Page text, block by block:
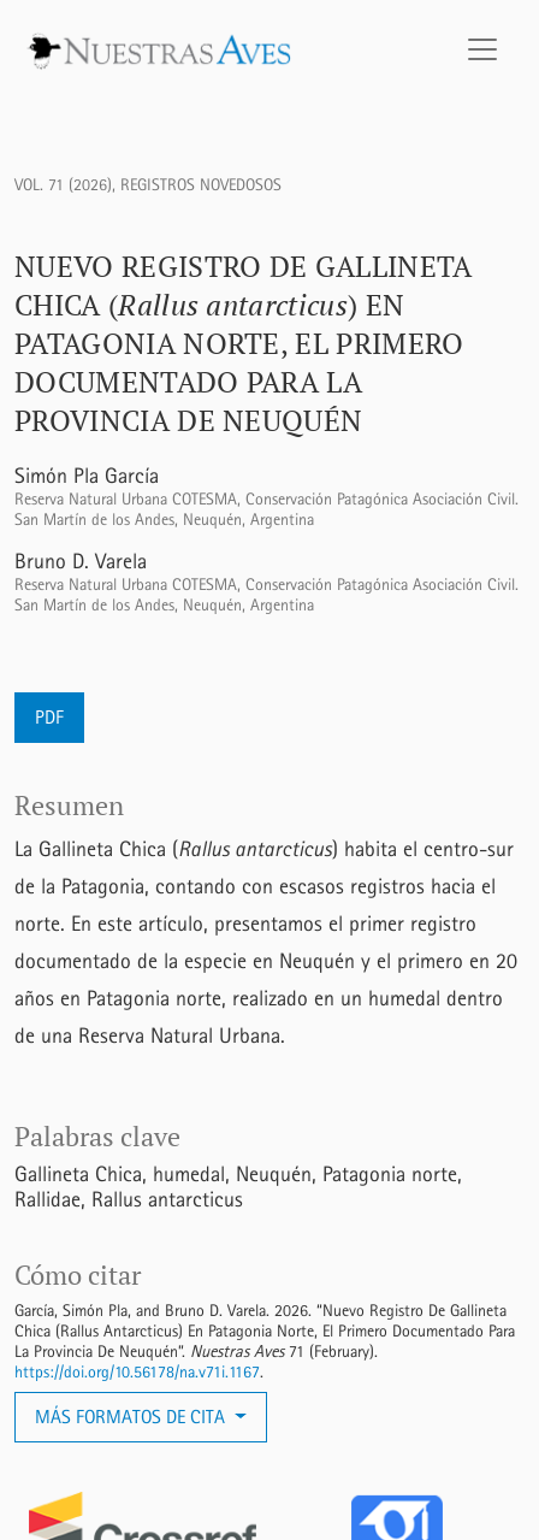
VOL. 71 (2026), REGISTROS NOVEDOSOS
NUEVO REGISTRO DE GALLINETA
CHICA (Rallus antarcticus) EN
PATAGONIA NORTE, EL PRIMERO
DOCUMENTADO PARA LA
PROVINCIA DE NEUQUÉN
Simón Pla García
Reserva Natural Urbana COTESMA, Conservación Patagónica Asociación Civil.
San Martín de los Andes, Neuquén, Argentina
Bruno D. Varela
Reserva Natural Urbana COTESMA, Conservación Patagónica Asociación Civil.
San Martín de los Andes, Neuquén, Argentina
PDF
Palabras clave
Gallineta Chica humedal Neuquén Patagonia norte
Rallidae Rallus antarcticus
Cómo citar
García, Simón Pla, and Bruno D. Varela. 2026. “Nuevo Registro De Gallineta
Chica (Rallus Antarcticus) En Patagonia Norte, El Primero Documentado Para
La Provincia De Neuquén”. Nuestras Aves71 (February).
https://doi.org/10.56178/na.v71i.1167.
MÁS FORMATOS DE CITA
Resumen
La Gallineta Chica (Rallus antarcticus) habita el centro-sur
de la Patagonia, contando con escasos registros hacia el
norte. En este artículo, presentamos el primer registro
documentado de la especie en Neuquén y el primero en 20
años en Patagonia norte, realizado en un humedal dentro
de una Reserva Natural Urbana.